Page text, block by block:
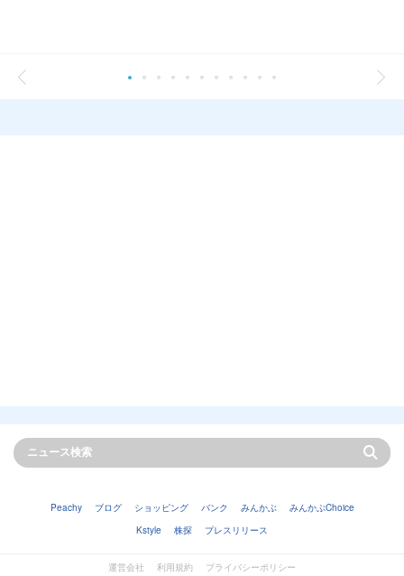
Peachy ブログ ショッピング バンク みんかぶ
みんかぶChoice
Kstyle
株探 プレスリリース
運営会社 利用規約 プライバシーポリシー